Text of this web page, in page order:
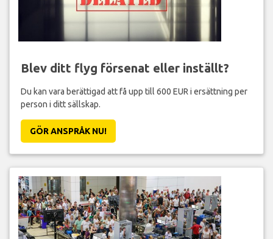
Blev ditt flyg försenat eller inställt?
Du kan vara berättigad att få upp till 600 EUR i ersättning per
person i ditt sällskap.
GÖR ANSPRÅK NU!